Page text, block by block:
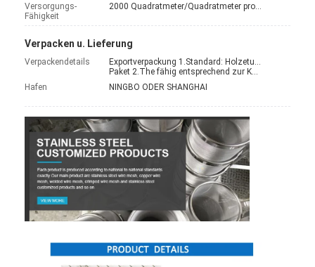
Foto-voltaischer SolarMesh Belt
Gewundener Gefrierschrank-Gurt
Oven Conveyor Belt
Versorgungs-
Fähigkeit
2000 Quadratmeter/Quadratmeter pro Monat 150 Meter pro Tag
Verpacken u. Lieferung
Verpackendetails
Exportverpackung 1.Standard: Holzetui; Palette.
Paket 2.The fähig entsprechend zur Kundenanforderung.
Hafen
NINGBO ODER SHANGHAI